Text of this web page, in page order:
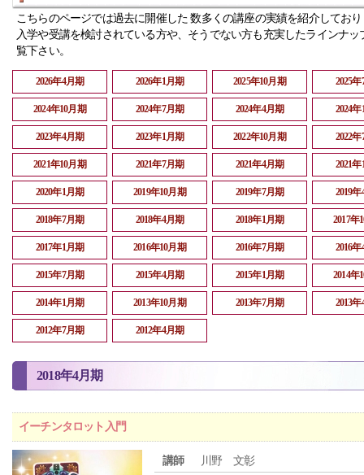
こちらのページでは過去に開催した 数多くの講座の実績を紹介してお
入学や受講を検討されている方や、そうでない方も充実したラインナッ
覧下さい。
2026年4月期 2026年1月期 2025年10月期 2025
2024年10月期 2024年7月期 2024年4月期 2024
2023年4月期 2023年1月期 2022年10月期 2022
2021年10月期 2021年7月期 2021年4月期 2021
2020年1月期 2019年10月期 2019年7月期 2019
2018年7月期 2018年4月期 2018年1月期 2017年
2017年1月期 2016年10月期 2016年7月期 2016
2015年7月期 2015年4月期 2015年1月期 2014年
2014年1月期 2013年10月期 2013年7月期 2013
2012年7月期 2012年4月期
2018年4月期
イーチンタロット入門
講師 川野 文彰